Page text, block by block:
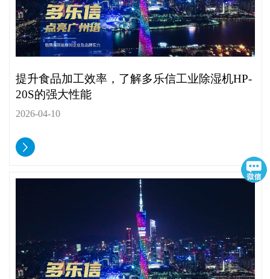
提升食品加工效率，了解多乐信工业除湿机HP-
20S的强大性能
2026-04-10